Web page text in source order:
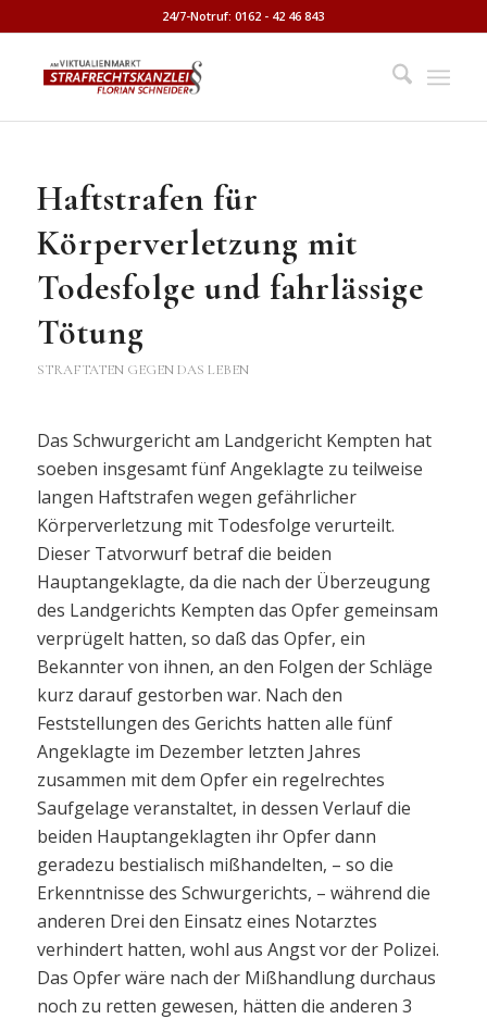
24/7-Notruf: 0162 - 42 46 843
Haftstrafen für
Körperverletzung mit
Todesfolge und fahrlässige
Tötung
STRAFTATEN GEGEN DAS LEBEN
Das Schwurgericht am Landgericht Kempten hat
soeben insgesamt fünf Angeklagte zu teilweise
langen Haftstrafen wegen gefährlicher
Körperverletzung mit Todesfolge verurteilt.
Dieser Tatvorwurf betraf die beiden
Hauptangeklagte, da die nach der Überzeugung
des Landgerichts Kempten das Opfer gemeinsam
verprügelt hatten, so daß das Opfer, ein
Bekannter von ihnen, an den Folgen der Schläge
kurz darauf gestorben war. Nach den
Feststellungen des Gerichts hatten alle fünf
Angeklagte im Dezember letzten Jahres
zusammen mit dem Opfer ein regelrechtes
Saufgelage veranstaltet, in dessen Verlauf die
beiden Hauptangeklagten ihr Opfer dann
geradezu bestialisch mißhandelten, – so die
Erkenntnisse des Schwurgerichts, – während die
anderen Drei den Einsatz eines Notarztes
verhindert hatten, wohl aus Angst vor der Polizei.
Das Opfer wäre nach der Mißhandlung durchaus
noch zu retten gewesen, hätten die anderen 3